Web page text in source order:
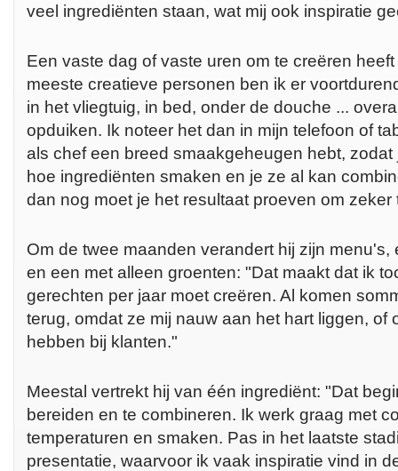
veel ingrediënten staan, wat mij ook inspiratie
Een vaste dag of vaste uren om te creëren
meeste creatieve personen ben ik er
in het vliegtuig, in bed, onder de douche ...
opduiken. Ik noteer het dan in mijn telefoon of
als chef een breed smaakgeheugen hebt,
hoe ingrediënten smaken en je ze al kan
dan nog moet je het resultaat proeven om zeker
Om de twee maanden verandert hij zijn menu's,
en een met alleen groenten: "Dat maakt dat ik
gerechten per jaar moet creëren. Al komen
terug, omdat ze mij nauw aan het hart liggen, of
hebben bij klanten."
Meestal vertrekt hij van één ingrediënt: "Dat
bereiden en te combineren. Ik werk graag met
temperaturen en smaken. Pas in het laatste
presentatie, waarvoor ik vaak inspiratie vind in